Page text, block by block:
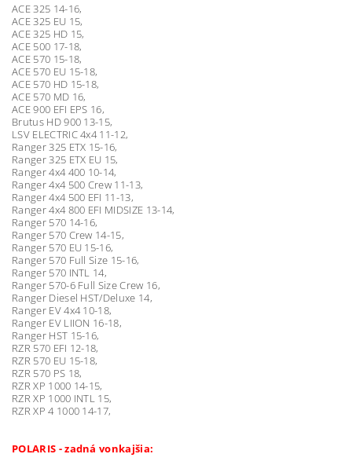
ACE 325 14-16,
ACE 325 EU 15,
ACE 325 HD 15,
ACE 500 17-18,
ACE 570 15-18,
ACE 570 EU 15-18,
ACE 570 HD 15-18,
ACE 570 MD 16,
ACE 900 EFI EPS 16,
Brutus HD 900 13-15,
LSV ELECTRIC 4x4 11-12,
Ranger 325 ETX 15-16,
Ranger 325 ETX EU 15,
Ranger 4x4 400 10-14,
Ranger 4x4 500 Crew 11-13,
Ranger 4x4 500 EFI 11-13,
Ranger 4x4 800 EFI MIDSIZE 13-14,
Ranger 570 14-16,
Ranger 570 Crew 14-15,
Ranger 570 EU 15-16,
Ranger 570 Full Size 15-16,
Ranger 570 INTL 14,
Ranger 570-6 Full Size Crew 16,
Ranger Diesel HST/Deluxe 14,
Ranger EV 4x4 10-18,
Ranger EV LIION 16-18,
Ranger HST 15-16,
RZR 570 EFI 12-18,
RZR 570 EU 15-18,
RZR 570 PS 18,
RZR XP 1000 14-15,
RZR XP 1000 INTL 15,
RZR XP 4 1000 14-17,
POLARIS - zadná vonkajšia: